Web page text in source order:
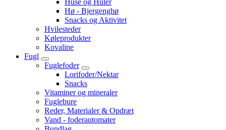
Hø - Bjergenghø
Snacks og Aktivitet
Hvilesteder
Køleprodukter
Kovaline
Fugl
Fuglefoder
Lorifoder/Nektar
Snacks
Vitaminer og mineraler
Fuglebure
Reder, Materialer & Opdræt
Vand - foderautomater